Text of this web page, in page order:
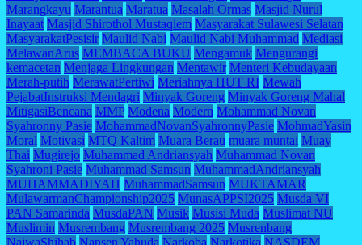
Marangkayu Marantua Maratua Masalah Ormas Masjid Nurul
Inayaat Masjid Shirothol Mustaqiem Masyarakat Sulawesi Selatan
MasyarakatPesisir Maulid Nabi Maulid Nabi Muhammad Mediasi
MelawanArus MEMBACA BUKU Mengamuk Mengurangi
kemacetan Menjaga Lingkungan Mentawir Menteri Kebudayaan
Merah-putih MerawatPertiwi Meriahnya HUT RI Mewah
PejabatInstruksi Mendagri Minyak Goreng Minyak Goreng Mahal
MitigasiBencana MMP Modena Modern Mohammad Novan
Syahronny Pasie MohammadNovanSyahronnyPasie MohmadYasin
Moral Motivasi MTQ Kaltim Muara Berau muara muntai Muay
Thai Mugirejo Muhammad Andriansyah Muhammad Novan
Syahroni Pasie Muhammad Samsun MuhammadAndriansyah
MUHAMMADIYAH MuhammadSamsun MUKTAMAR
MulawarmanChampionship2025 MunasAPPSI2025 Musda VI
PAN Samarinda MusdaPAN Musik Musisi Muda Muslimat NU
Muslimin Musrembang Musrembang 2025 Musrenbang
NajwaShihab Nansen Yahuda Narkoba Narkotika NASDEM